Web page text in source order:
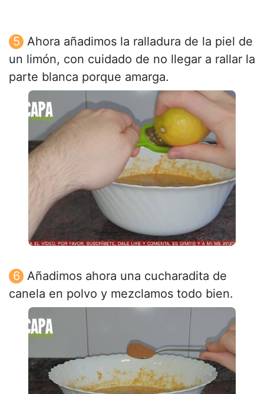
Ahora añadimos la ralladura de la piel de
un limón, con cuidado de no llegar a rallar la
parte blanca porque amarga.
Añadimos ahora una cucharadita de
canela en polvo y mezclamos todo bien.